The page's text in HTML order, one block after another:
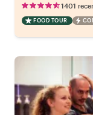
1401
FOOD TOUR